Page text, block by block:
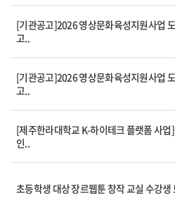
[기관공고]2026 영상문화육성지원사업
고..
[기관공고]2026 영상문화육성지원사업
고..
[제주한라대학교 K-하이테크 플랫폼 사업
인..
초등학생 대상 장르웹툰 창작 교실 수강생